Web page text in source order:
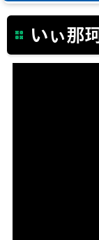
いぃ那